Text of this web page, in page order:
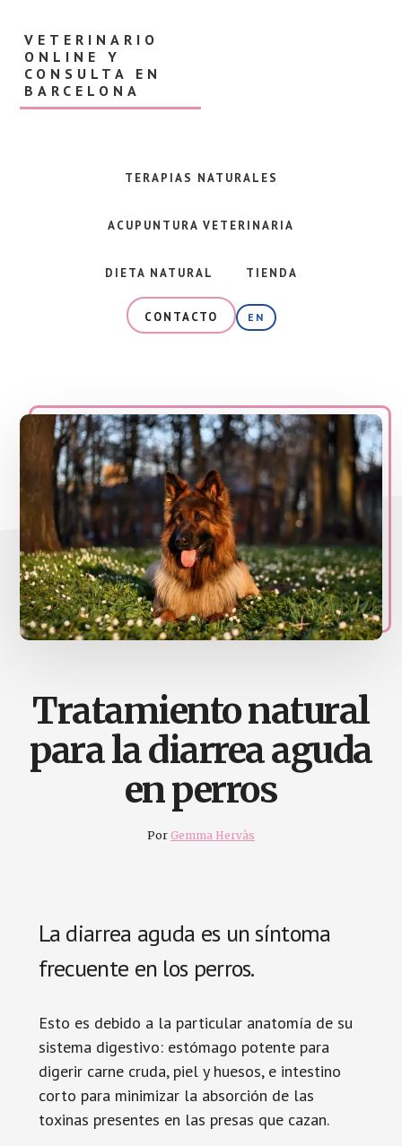
main
content
footerVETERINARIO
ONLINE Y
CONSULTA EN
BARCELONA
naturales
Acupuntura,
homeopatia,
Ortomolcular
TERAPIAS NATURALES
ACUPUNTURA VETERINARIA
DIETA NATURAL TIENDA
CONTACTO EN
Tratamiento natural
para la diarrea aguda
en perros
Por Gemma Hervàs
La diarrea aguda es un síntoma
frecuente en los perros.
Esto es debido a la particular anatomía de su
sistema digestivo: estómago potente para
digerir carne cruda, piel y huesos, e intestino
corto para minimizar la absorción de las
toxinas presentes en las presas que cazan.